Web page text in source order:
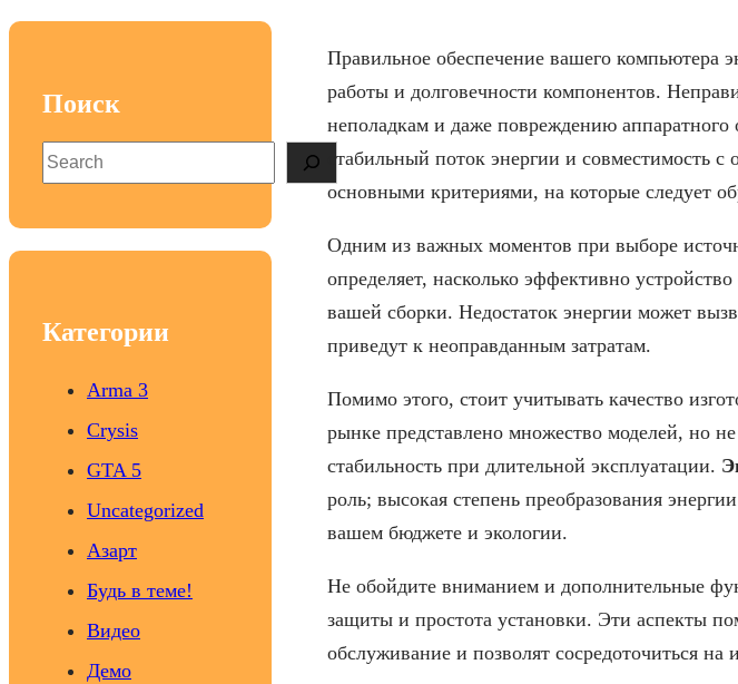
Поиск
S
e
Категории
Arma 3
Crysis
GTA 5
Uncategorized
Азарт
Будь в теме!
Видео
Демо
Правильное обеспечение вашего компьютера
работы и долговечности компонентов.
неполадкам и даже повреждению аппаратного
стабильный поток энергии и совместимость
основными критериями, на которые следует
Одним из важных моментов при выборе
определяет, насколько эффективно
вашей сборки. Недостаток энергии может
приведут к неоправданным затратам.
Помимо этого, стоит учитывать качество
рынке представлено множество моделей, но
стабильность при длительной эксплуатации.
роль; высокая степень преобразования
вашем бюджете и экологии.
Не обойдите вниманием и дополнительные
защиты и простота установки. Эти аспекты
обслуживание и позволят сосредоточиться